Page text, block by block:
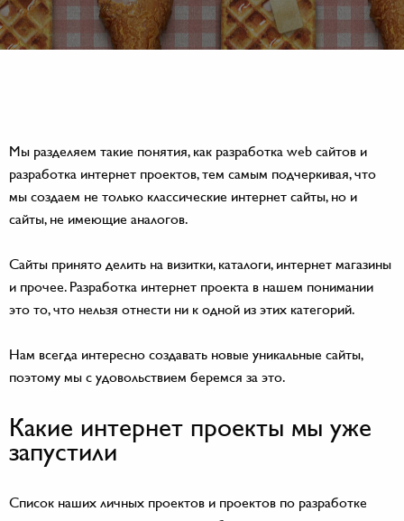
Мы разделяем такие понятия, как разработка web сайтов и
разработка интернет проектов, тем самым подчеркивая, что
мы создаем не только классические интернет сайты, но и
сайты, не имеющие аналогов.
Сайты принято делить на визитки, каталоги, интернет магазины
и прочее. Разработка интернет проекта в нашем понимании
это то, что нельзя отнести ни к одной из этих категорий.
Нам всегда интересно создавать новые уникальные сайты,
поэтому мы с удовольствием беремся за это.
Какие интернет проекты мы уже
запустили
Список наших личных проектов и проектов по разработке